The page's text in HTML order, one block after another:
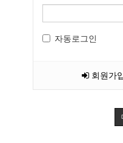
자동로그인
회원가